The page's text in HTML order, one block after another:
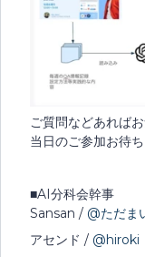
ご質問などあれば
当日のご参加お待
■AI分科会幹事
Sansan / @ただま
アセンド / ​ @hiroki